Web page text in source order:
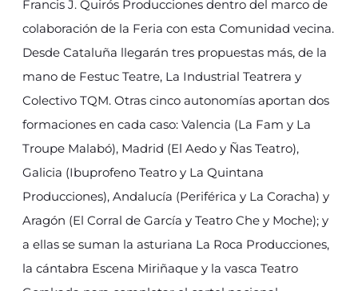
Francis J. Quirós Producciones dentro del marco de
colaboración de la Feria con esta Comunidad vecina.
Desde Cataluña llegarán tres propuestas más, de la
mano de Festuc Teatre, La Industrial Teatrera y
Colectivo TQM. Otras cinco autonomías aportan dos
formaciones en cada caso: Valencia (La Fam y La
Troupe Malabó), Madrid (El Aedo y Ñas Teatro),
Galicia (Ibuprofeno Teatro y La Quintana
Producciones), Andalucía (Periférica y La Coracha) y
Aragón (El Corral de García y Teatro Che y Moche); y
a ellas se suman la asturiana La Roca Producciones,
la cántabra Escena Miriñaque y la vasca Teatro